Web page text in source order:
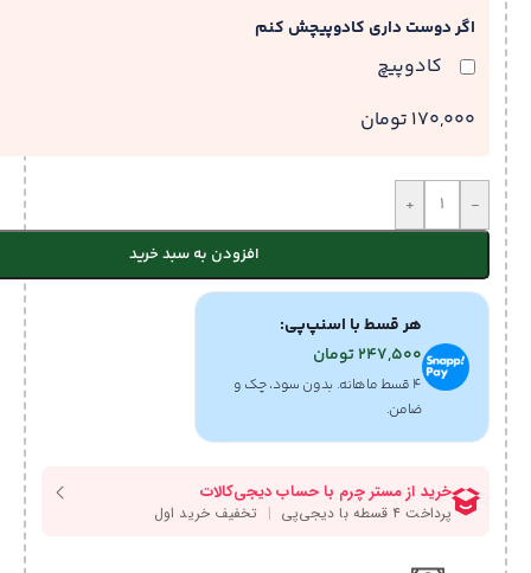
اگر دوست داری کادوپیچش کنم
کادوپیچ
170,000 تومان
-
+
افزودن به سبد خرید
هر قسط با اسنپ‌پی:
247,500تومان
۴ قسط ماهانه. بدون سود، چک و
ضامن.